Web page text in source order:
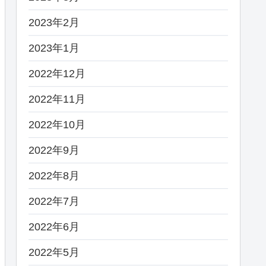
2023年2月
2023年1月
2022年12月
2022年11月
2022年10月
2022年9月
2022年8月
2022年7月
2022年6月
2022年5月